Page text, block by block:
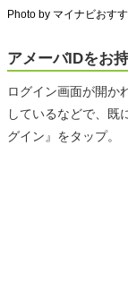
Photo by マイナビおす
アメーバIDをお
ログイン画面が開か
しているなどで、既
グイン』をタップ。